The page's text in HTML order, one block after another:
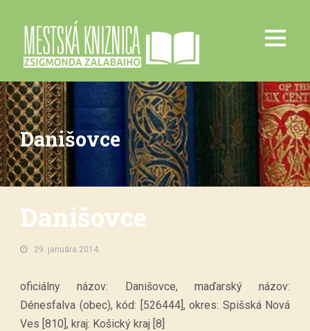
Danišovce
Danišovce
29. januára 2014.
oficiálny názov: Danišovce, maďarský názov:
Dénesfalva (obec), kód: [526444], okres: Spišská Nová
Ves [810], kraj: Košický kraj [8]